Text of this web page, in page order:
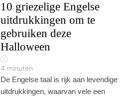
10 griezelige Engelse
uitdrukkingen om te
gebruiken deze
Halloween
4 minuten
De Engelse taal is rijk aan levendige
uitdrukkingen, waarvan vele een